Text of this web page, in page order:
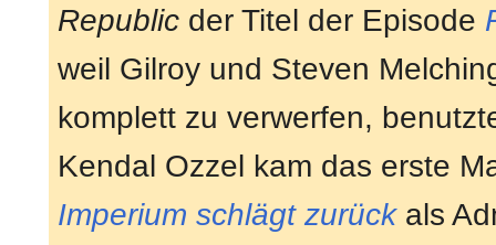
Republic der Titel der Episode
weil Gilroy und Steven
komplett zu verwerfen,
Kendal Ozzel kam das erste
Imperium schlägt zurückals